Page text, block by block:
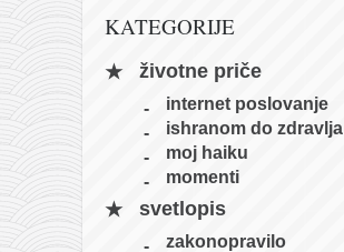
zabranjena istorija
ćirilica
porodične priče
umesto tvitera
kalendar srpski
azbuki i knjige
KATEGORIJE
životne priče
internet poslovanje
ishranom do zdravlja
moj haiku
momenti
svetlopis
zakonopravilo